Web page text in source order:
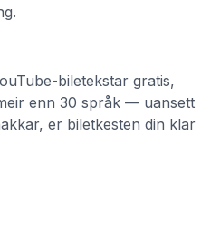
biletekstar gratis,
enn 30 språk — uansett
er biletkesten din klar